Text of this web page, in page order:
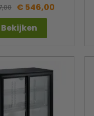
€ 546,00
Bekijken